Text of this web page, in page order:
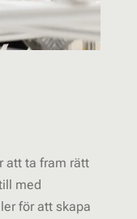
att ta fram rätt
med
för att skapa